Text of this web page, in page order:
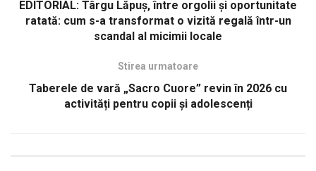
EDITORIAL: Târgu Lăpuș, între orgolii și oportunitate
ratată: cum s-a transformat o vizită regală într-un
scandal al micimii locale
Stirea urmatoare
Taberele de vară „Sacro Cuore” revin în 2026 cu
activități pentru copii și adolescenți